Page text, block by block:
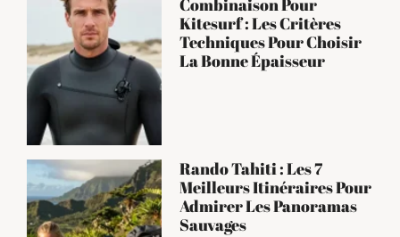
Combinaison Pour
Kitesurf : Les Critères
Techniques Pour Choisir
La Bonne Épaisseur
Rando Tahiti : Les 7
Meilleurs Itinéraires Pour
Admirer Les Panoramas
Sauvages